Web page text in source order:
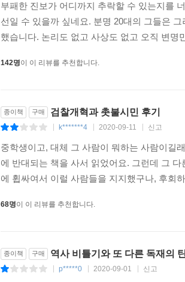
부패한 진보가 어디까지 추락할 수 있는지를
선일 수 있을까 싶네요. 분명 20대의 그들은
했습니다. 논리도 없고 사상도 없고 오직 변
142명이 이 리뷰를 추천합니다.
종이책 구매 검찰개혁과 촛불시민 후기
k*******4 2020-09-11 신고
중학생이고, 대체 그 사람이 뭐하는 사람이길
에 반대되는 책을 사서 읽었어요. 그런데 그
에 휩싸여서 이럴 사람들을 지지했구나, 후회
68명이 이 리뷰를 추천합니다.
종이책 구매 역사 비틀기와 또 다른 독재의
p*****0 2020-09-01 신고